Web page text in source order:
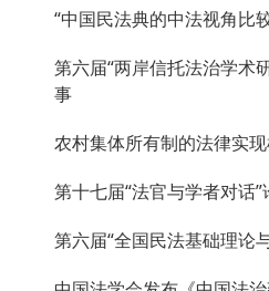
“中国民法典的中法视角比
第六届“两岸信托法治学术
事
农村集体所有制的法律实
第十七届“法官与学者对话
第六届“全国民法基础理论